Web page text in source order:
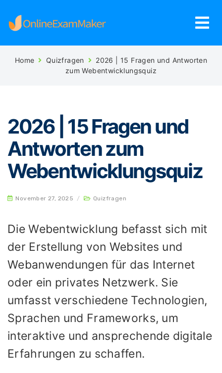
Home Quizfragen
2026 | 15 Fragen und Antworten
zum Webentwicklungsquiz
2026 | 15 Fragen und
Antworten zum
Webentwicklungsquiz
November 27, 2025 / Quizfragen
Die Webentwicklung befasst sich mit
der Erstellung von Websites und
Webanwendungen für das Internet
oder ein privates Netzwerk. Sie
umfasst verschiedene Technologien,
Sprachen und Frameworks, um
interaktive und ansprechende digitale
Erfahrungen zu schaffen.